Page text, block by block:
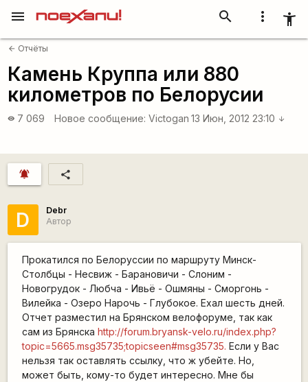
more_vert accessibility_new
search
menu
arrow_back Отчёты
Камень Круппа или 880
километров по Белорусии
visibility 7 069 Новое сообщение: Victogan 13 Июн, 2012 23:10 arrow_downward
notifications_active share
D
Debr
Автор
Прокатился по Белоруссии по маршруту Минск-
Столбцы - Несвиж - Барановичи - Слоним -
Новогрудок - Любча - Ивьё - Ошмяны - Сморгонь -
Вилейка - Озеро Нарочь - Глубокое. Ехал шесть дней.
Отчет разместил на Брянском велофоруме, так как
сам из Брянска http://forum.bryansk-velo.ru/index.php?
topic=5665.msg35735;topicseen#msg35735. Если у Вас
нельзя так оставлять ссылку, что ж убейте. Но,
может быть, кому-то будет интересно. Мне бы